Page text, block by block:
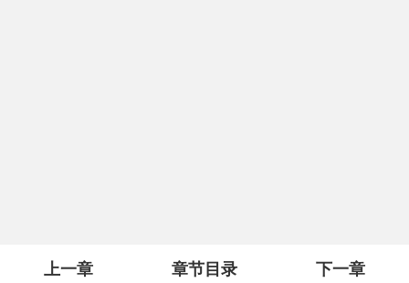
上一章 章节目录 下一章